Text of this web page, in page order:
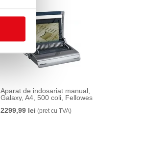
Aparat de indosariat manual,
Galaxy, A4, 500 coli, Fellowes
2299,99 lei (pret cu TVA)